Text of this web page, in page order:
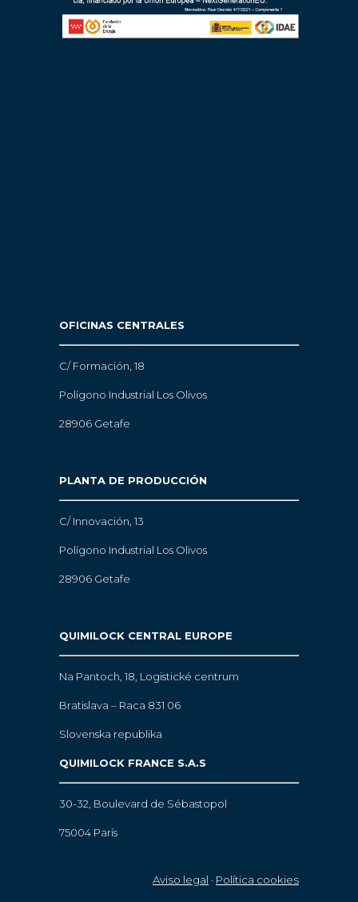
OFICINAS CENTRALES
C/ Formación, 18
Polígono Industrial Los Olivos
28906 Getafe
PLANTA DE PRODUCCIÓN
C/ Innovación, 13
Polígono Industrial Los Olivos
28906 Getafe
QUIMILOCK CENTRAL EUROPE
Na Pantoch, 18, Logistické centrum
Bratislava – Raca 831 06
Slovenska republika
QUIMILOCK FRANCE S.A.S
30-32, Boulevard de Sébastopol
75004 París
Aviso legal · Política cookies